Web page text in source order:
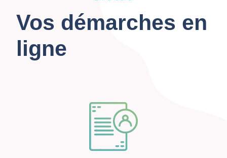
Vos démarches en
ligne